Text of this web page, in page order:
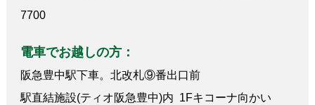
7700
電車でお越しの方：
阪急豊中駅下車。北改札⑨番出口前
駅直結施設(ティオ阪急豊中)内 1Fキコーナ向かい